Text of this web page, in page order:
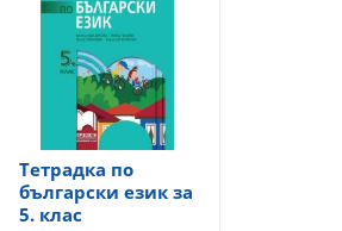
Тетрадка по
български език за
5. клас